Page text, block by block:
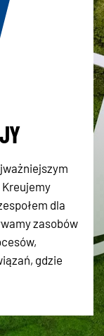
dla
zasobów
gdzie